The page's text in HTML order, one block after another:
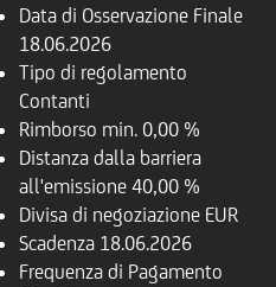
Data di Osservazione Finale
18.06.2026
Tipo di regolamento
Contanti
Rimborso min. 0,00 %
Distanza dalla barriera
all'emissione 40,00 %
Divisa di negoziazione EUR
Scadenza 18.06.2026
Frequenza di Pagamento